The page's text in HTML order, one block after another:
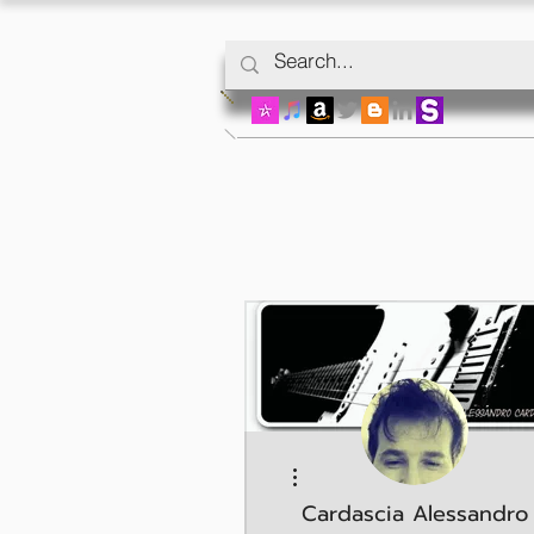
Cardascia Alessandro
Weitere Optionen